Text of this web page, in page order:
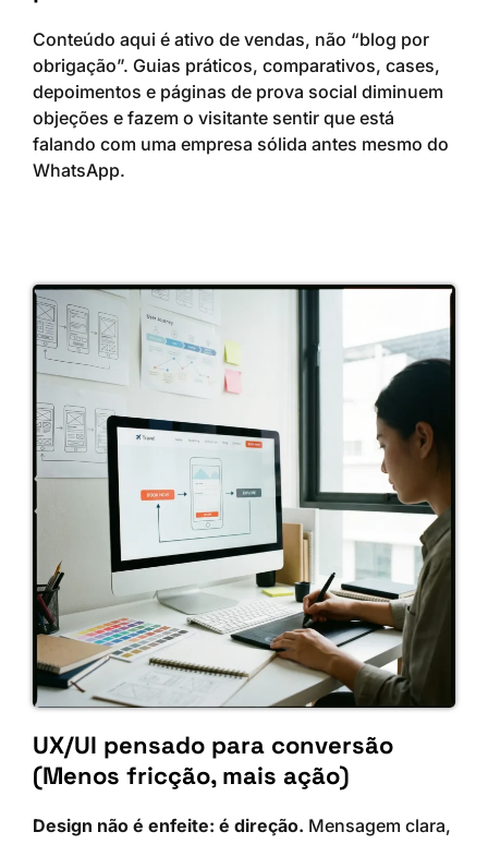
Conteúdo aqui é ativo de vendas, não “blog por
obrigação”. Guias práticos, comparativos, cases,
depoimentos e páginas de prova social diminuem
objeções e fazem o visitante sentir que está
falando com uma empresa sólida antes mesmo do
WhatsApp.
UX/UI pensado para conversão
(Menos fricção, mais ação)
Design não é enfeite: é direção. Mensagem clara,